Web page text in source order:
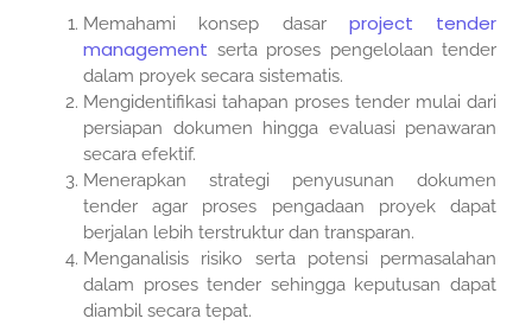
Memahami konsep dasar project tender
management serta proses pengelolaan tender
dalam proyek secara sistematis.
Mengidentifikasi tahapan proses tender mulai dari
persiapan dokumen hingga evaluasi penawaran
secara efektif.
Menerapkan strategi penyusunan dokumen
tender agar proses pengadaan proyek dapat
berjalan lebih terstruktur dan transparan.
Menganalisis risiko serta potensi permasalahan
dalam proses tender sehingga keputusan dapat
diambil secara tepat.